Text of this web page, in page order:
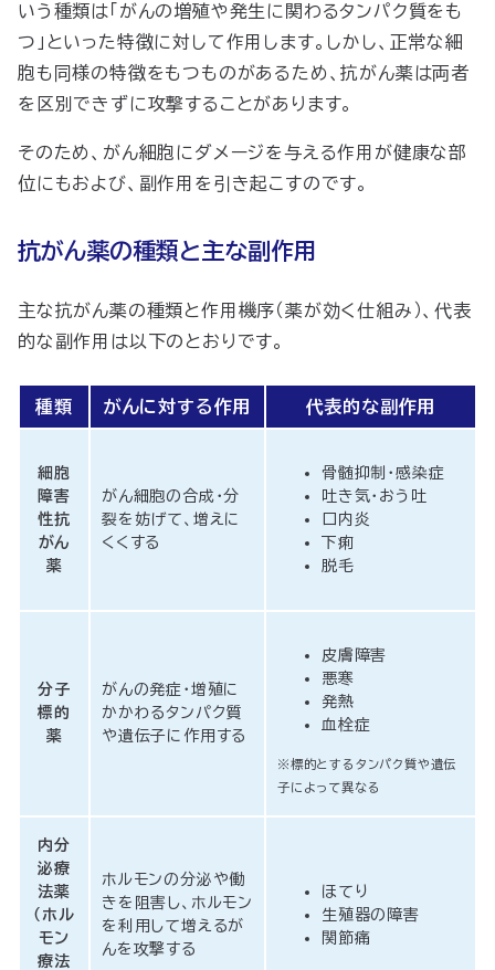
いう種類は「がんの増殖や発生に関わるタンパク質をも
つ」といった特徴に対して作用します。しかし、正常な細
胞も同様の特徴をもつものがあるため、抗がん薬は両者
を区別できずに攻撃することがあります。
そのため、がん細胞にダメージを与える作用が健康な部
位にもおよび、副作用を引き起こすのです。
抗がん薬の種類と主な副作用
主な抗がん薬の種類と作用機序（薬が効く仕組み）、代表
的な副作用は以下のとおりです。
種類 がんに対する作用 代表的な副作用
細胞
障害
性抗
がん
薬
がん細胞の合成・分
裂を妨げて、増えに
くくする
骨髄抑制・感染症
吐き気・おう吐
口内炎
下痢
脱毛
分子
標的
薬
がんの発症・増殖に
かかわるタンパク質
や遺伝子に作用する
皮膚障害
悪寒
発熱
血栓症
※標的とするタンパク質や遺伝
子によって異なる
内分
泌療
法薬
（ホル
モン
療法
ホルモンの分泌や働
きを阻害し、ホルモン
を利用して増えるが
んを攻撃する
ほてり
生殖器の障害
関節痛